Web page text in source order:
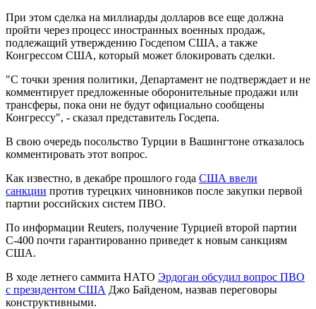
При этом сделка на миллиарды долларов все еще должна
пройти через процесс иностранных военных продаж,
подлежащий утверждению Госдепом США, а также
Конгрессом США, который может блокировать сделки.
"С точки зрения политики, Департамент не подтверждает и не
комментирует предложенные оборонительные продажи или
трансферы, пока они не будут официально сообщены
Конгрессу", - сказал представитель Госдепа.
В свою очередь посольство Турции в Вашингтоне отказалось
комментировать этот вопрос.
Как известно, в декабре прошлого года США ввели
санкции против турецких чиновников после закупки первой
партии российских систем ПВО.
По информации Reuters, получение Турцией второй партии
C-400 почти гарантированно приведет к новым санкциям
США.
В ходе летнего саммита НАТО Эрдоган обсудил вопрос ПВО
с президентом США Джо Байденом, назвав переговоры
конструктивными.